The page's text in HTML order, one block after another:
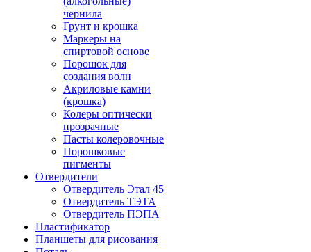
чернила
Грунт и крошка
Маркеры на
спиртовой основе
Порошок для
создания волн
Акриловые камни
(крошка)
Колеры оптически
прозрачные
Пасты колеровочные
Порошковые
пигменты
Отвердители
Отвердитель Этал 45
Отвердитель ТЭТА
Отвердитель ПЭПА
Пластификатор
Планшеты для рисования